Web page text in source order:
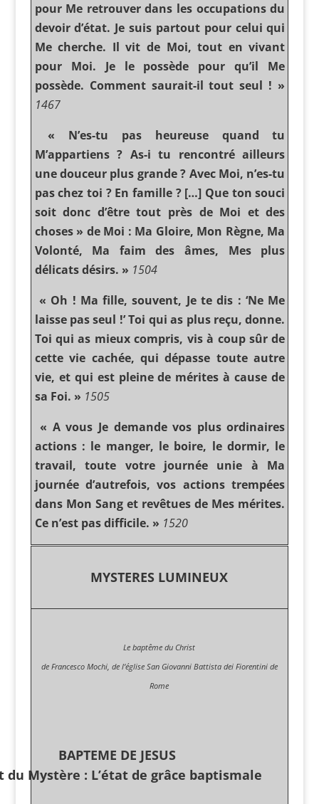
pour Me retrouver dans les occupations du
devoir d’état. Je suis partout pour celui qui
Me cherche. Il vit de Moi, tout en vivant
pour Moi. Je le possède pour qu’il Me
possède. Comment saurait-il tout seul ! »
1467
« N’es-tu pas heureuse quand tu
M’appartiens ? As-i tu rencontré ailleurs
une douceur plus grande ? Avec Moi, n’es-tu
pas chez toi ? En famille ? […] Que ton souci
soit donc d’être tout près de Moi et des
choses » de Moi : Ma Gloire, Mon Règne, Ma
Volonté, Ma faim des âmes, Mes plus
délicats désirs. » 1504
« Oh ! Ma fille, souvent, Je te dis : ‘Ne Me
laisse pas seul !’ Toi qui as plus reçu, donne.
Toi qui as mieux compris, vis à coup sûr de
cette vie cachée, qui dépasse toute autre
vie, et qui est pleine de mérites à cause de
sa Foi. » 1505
« A vous Je demande vos plus ordinaires
actions : le manger, le boire, le dormir, le
travail, toute votre journée unie à Ma
journée d’autrefois, vos actions trempées
dans Mon Sang et revêtues de Mes mérites.
Ce n’est pas difficile. » 1520
MYSTERES LUMINEUX
Le baptême du Christ
de Francesco Mochi, de l’église San Giovanni Battista dei Fiorentini de
Rome
BAPTEME DE JESUS
du Mystère : L’état de grâce baptismale